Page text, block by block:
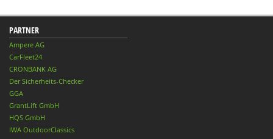
PARTNER
Ampere AG
CarFleet24
CRONBANK AG
Der Sicherheits-Checker
GGA
GrantLift GmbH
HQS GmbH
IWA OutdoorClassics